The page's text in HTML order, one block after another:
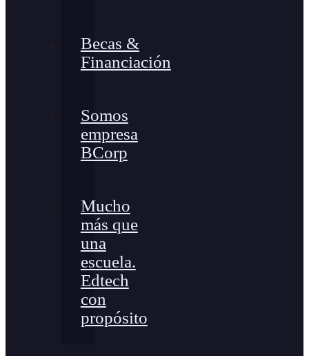
Becas &
Financiación
Somos
empresa
BCorp
Mucho
más que
una
escuela.
Edtech
con
propósito